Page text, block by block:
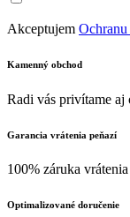
Akceptujem
Kamenný obchod
Radi vás privítame aj
Garancia vrátenia peňazí
100% záruka
Optimalizované doručenie